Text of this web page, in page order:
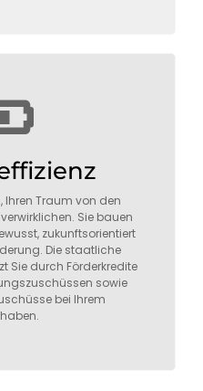
Ihren Traum von den
Sie bauen
zukunftsorientiert
Die staatliche
Sie durch Förderkredite
sowie
bei Ihrem